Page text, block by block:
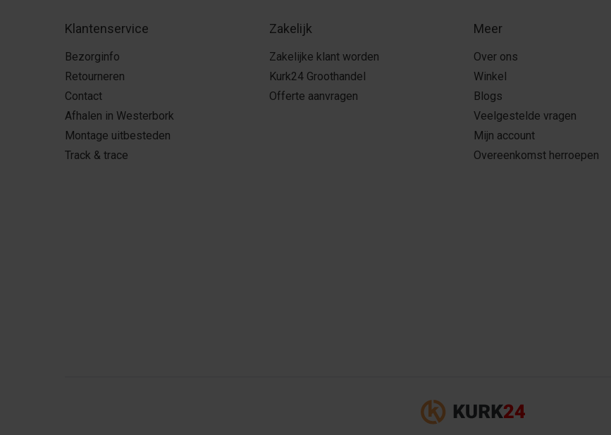
Klantenservice
Bezorginfo
Retourneren
Contact
Afhalen in Westerbork
Montage uitbesteden
Track & trace
Zakelijk
Zakelijke klant worden
Kurk24 Groothandel
Offerte aanvragen
Meer
Over ons
Winkel
Blogs
Veelgestelde vragen
Mijn account
Overeenkomst herroepen